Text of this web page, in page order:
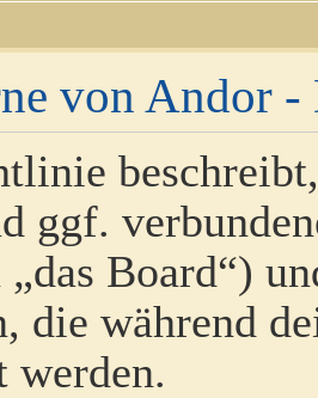
von Andor
ggf.
„das Board“)
die während
werden.